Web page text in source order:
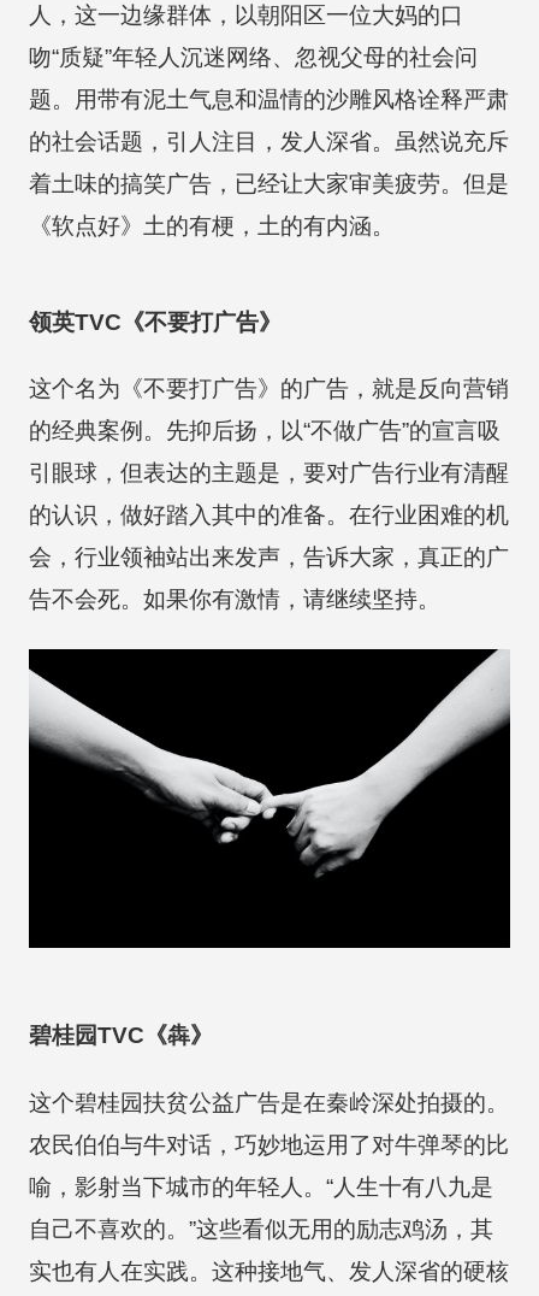
人，这一边缘群体，以朝阳区一位大妈的口
吻“质疑”年轻人沉迷网络、忽视父母的社会问
题。用带有泥土气息和温情的沙雕风格诠释严肃
的社会话题，引人注目，发人深省。虽然说充斥
着土味的搞笑广告，已经让大家审美疲劳。但是
《软点好》土的有梗，土的有内涵。
领英TVC《不要打广告》
这个名为《不要打广告》的广告，就是反向营销
的经典案例。先抑后扬，以“不做广告”的宣言吸
引眼球，但表达的主题是，要对广告行业有清醒
的认识，做好踏入其中的准备。在行业困难的机
会，行业领袖站出来发声，告诉大家，真正的广
告不会死。如果你有激情，请继续坚持。
碧桂园TVC《犇》
这个碧桂园扶贫公益广告是在秦岭深处拍摄的。
农民伯伯与牛对话，巧妙地运用了对牛弹琴的比
喻，影射当下城市的年轻人。“人生十有八九是
自己不喜欢的。”这些看似无用的励志鸡汤，其
实也有人在实践。这种接地气、发人深省的硬核